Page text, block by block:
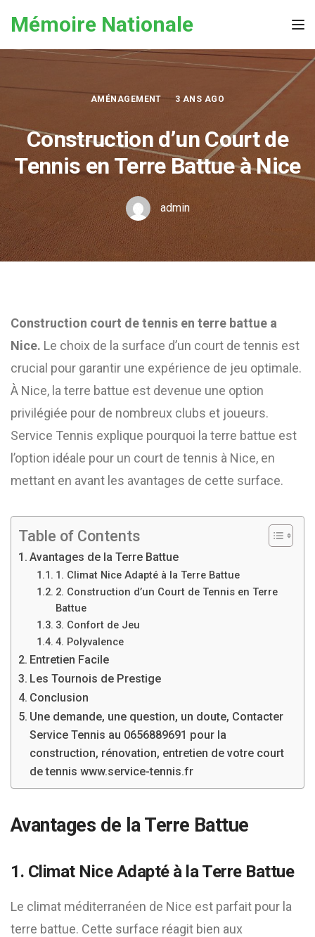
Mémoire Nationale
AMÉNAGEMENT 3 ANS AGO
Construction d’un Court de
Tennis en Terre Battue à Nice
admin
Construction court de tennis en terre battue a
Nice. Le choix de la surface d’un court de tennis est
crucial pour garantir une expérience de jeu optimale.
À Nice, la terre battue est devenue une option
privilégiée pour de nombreux clubs et joueurs.
Service Tennis explique pourquoi la terre battue est
l’option idéale pour un court de tennis à Nice, en
mettant en avant les avantages de cette surface.
Table of Contents
Avantages de la Terre Battue
1. Climat Nice Adapté à la Terre Battue
2. Construction d’un Court de Tennis en Terre
Battue
3. Confort de Jeu
4. Polyvalence
Entretien Facile
Les Tournois de Prestige
Conclusion
Une demande, une question, un doute, Contacter
Service Tennis au 0656889691 pour la
construction, rénovation, entretien de votre court
de tennis www.service-tennis.fr
Avantages de la Terre Battue
1. Climat Nice Adapté à la Terre Battue
Le climat méditerranéen de Nice est parfait pour la
terre battue. Cette surface réagit bien aux